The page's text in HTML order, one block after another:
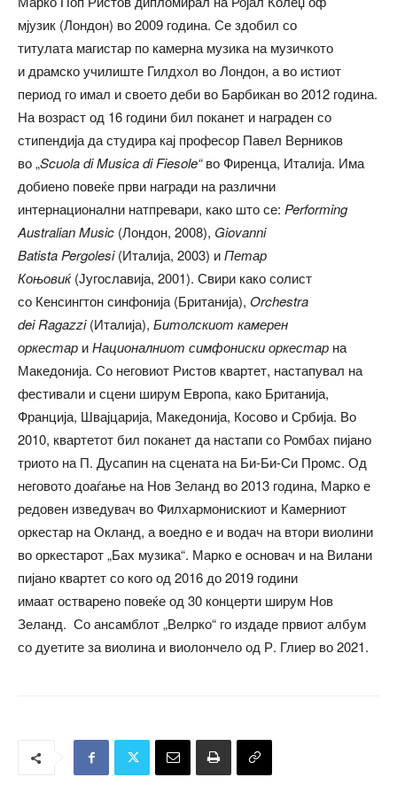
мјузик (Лондон) во 2009 година. Се здобил со
титулатамагистар по камерна музика намузичкото
идрамскоучилиште Гилдхол во Лондон, а во истиот
период го имал и своетодеби во Барбикан во 2012 година.
На возраст од 16 години бил поканет и награден со
стипендија да студира кај професор Павел Верников
во„Scuola di Musica diFiesole“ во Фиренца, Италија. Има
добиено повеќе први награди на различни
интернационални натпревари, како што се: Performing
Australian Music (Лондон, 2008), Giovanni
BatistaPergolesi(Италија, 2003) иПетар
Коњовиќ(Југославија, 2001). Свири како солист
со Кенсингтон синфонија(Британија), Orchestra
deiRagazzi(Италија), Битолскиот камерен
оркестар иНационалниот симфониски оркестар на
Македонија. Со неговиот Ристов квартет, настапувал на
фестивали и сцени ширум Европа, како Британија,
Франција, Швајцарија, Македонија, Косово и Србија. Во
2010, квартетот бил поканет да настапи со Ромбах пијано
триото на П. Дусапин на сцената наБи-Би-Си Промс. Од
неговото доаѓање на Нов Зеланд во 2013 година, Марко е
редовен изведувач воФилхармонискиот и Камерниот
оркестар на Окланд, а воедно е и водач на втори виолини
вооркестарот „Бах музика“. Марко еосновач и на Вилани
пијано квартетсо кого од 2016 до 2019 години
имаатостварено повеќе од 30 концерти ширум Нов
Зеланд. Со ансамблот „Велрко“ го издаде првиот албум
со дуетите за виолина и виолончело од Р. Глиер во 2021.